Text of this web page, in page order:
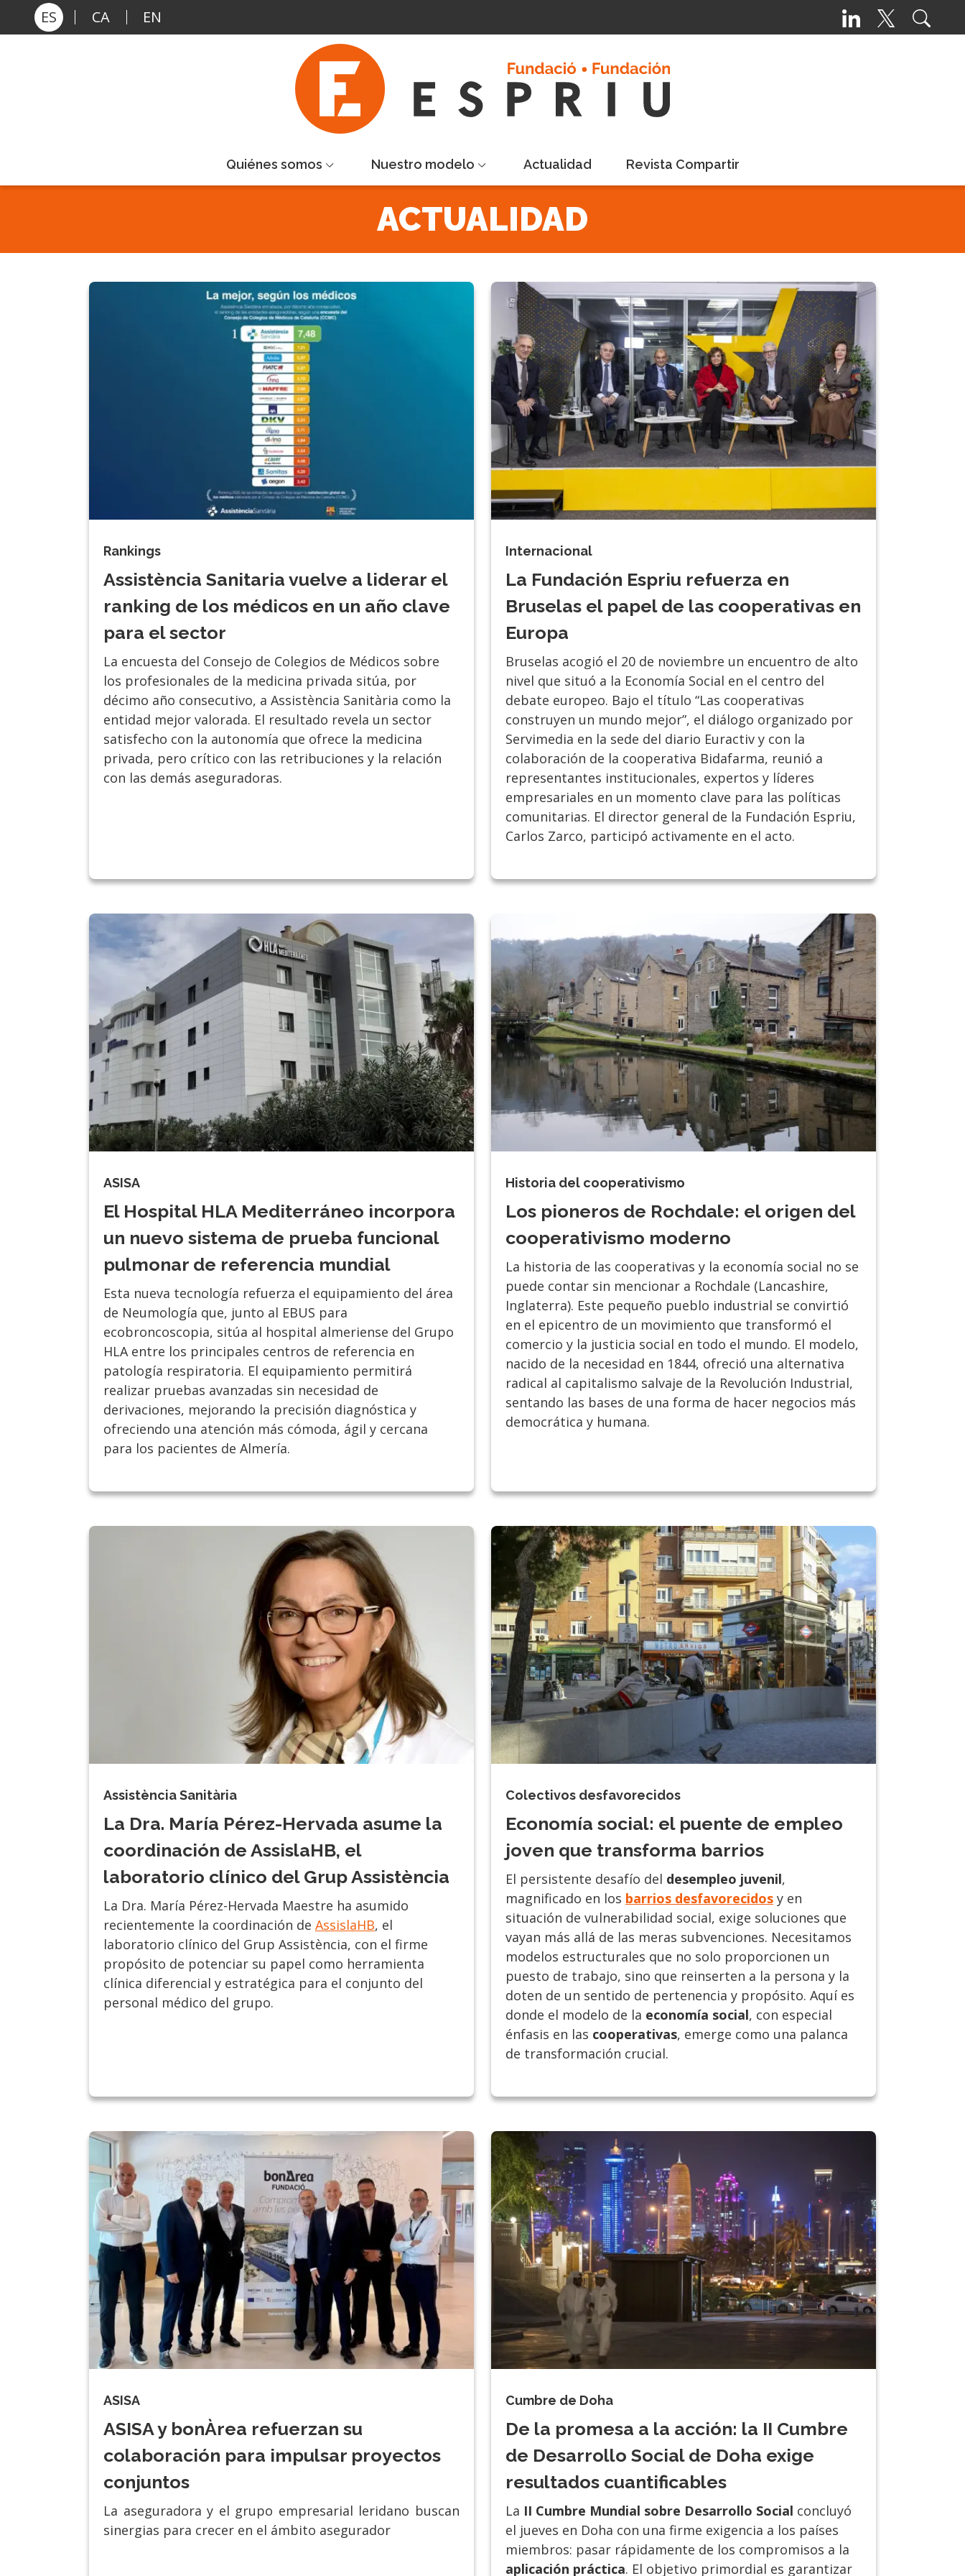
Pasar al contenido principal
ES CA EN
Quiénes somos Nuestro modelo Actualidad Revista Compartir
ACTUALIDAD
Rankings
Assistència Sanitaria vuelve a liderar el
ranking de los médicos en un año clave
para el sector
La encuesta del Consejo de Colegios de Médicos sobre
los profesionales de la medicina privada sitúa, por
décimo año consecutivo, a Assistència Sanitària como la
entidad mejor valorada. El resultado revela un sector
satisfecho con la autonomía que ofrece la medicina
privada, pero crítico con las retribuciones y la relación
con las demás aseguradoras.
Internacional
La Fundación Espriu refuerza en
Bruselas el papel de las cooperativas en
Europa
Bruselas acogió el 20 de noviembre un encuentro de alto
nivel que situó a la Economía Social en el centro del
debate europeo. Bajo el título “Las cooperativas
construyen un mundo mejor”, el diálogo organizado por
Servimedia en la sede del diario Euractiv y con la
colaboración de la cooperativa Bidafarma, reunió a
representantes institucionales, expertos y líderes
empresariales en un momento clave para las políticas
comunitarias. El director general de la Fundación Espriu,
Carlos Zarco, participó activamente en el acto.
ASISA
El Hospital HLA Mediterráneo incorpora
un nuevo sistema de prueba funcional
pulmonar de referencia mundial
Esta nueva tecnología refuerza el equipamiento del área
de Neumología que, junto al EBUS para
ecobroncoscopia, sitúa al hospital almeriense del Grupo
HLA entre los principales centros de referencia en
patología respiratoria. El equipamiento permitirá
realizar pruebas avanzadas sin necesidad de
derivaciones, mejorando la precisión diagnóstica y
ofreciendo una atención más cómoda, ágil y cercana
para los pacientes de Almería.
Historia del cooperativismo
Los pioneros de Rochdale: el origen del
cooperativismo moderno
La historia de las cooperativas y la economía social no se
puede contar sin mencionar a Rochdale (Lancashire,
Inglaterra). Este pequeño pueblo industrial se convirtió
en el epicentro de un movimiento que transformó el
comercio y la justicia social en todo el mundo. El modelo,
nacido de la necesidad en 1844, ofreció una alternativa
radical al capitalismo salvaje de la Revolución Industrial,
sentando las bases de una forma de hacer negocios más
democrática y humana.
Assistència Sanitària
La Dra. María Pérez-Hervada asume la
coordinación de AssislaHB, el
laboratorio clínico del Grup Assistència
La Dra. María Pérez-Hervada Maestre ha asumido
recientemente la coordinación de AssislaHB, el
laboratorio clínico del Grup Assistència, con el firme
propósito de potenciar su papel como herramienta
clínica diferencial y estratégica para el conjunto del
personal médico del grupo.
Colectivos desfavorecidos
Economía social: el puente de empleo
joven que transforma barrios
El persistente desafío del desempleo juvenil,
magnificado en los barrios desfavorecidos y en
situación de vulnerabilidad social, exige soluciones que
vayan más allá de las meras subvenciones. Necesitamos
modelos estructurales que no solo proporcionen un
puesto de trabajo, sino que reinserten a la persona y la
doten de un sentido de pertenencia y propósito. Aquí es
donde el modelo de la economía social, con especial
énfasis en las cooperativas, emerge como una palanca
de transformación crucial.
ASISA
ASISA y bonÀrea refuerzan su
colaboración para impulsar proyectos
conjuntos
La aseguradora y el grupo empresarial leridano buscan
sinergias para crecer en el ámbito asegurador
Cumbre de Doha
De la promesa a la acción: la II Cumbre
de Desarrollo Social de Doha exige
resultados cuantificables
La II Cumbre Mundial sobre Desarrollo Social concluyó
el jueves en Doha con una firme exigencia a los países
miembros: pasar rápidamente de los compromisos a la
aplicación práctica. El objetivo primordial es garantizar